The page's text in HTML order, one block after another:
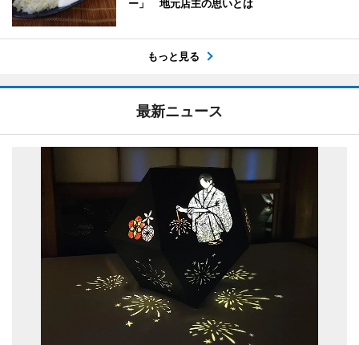
ー」 地元店主の思いとは
もっと見る
最新ニュース